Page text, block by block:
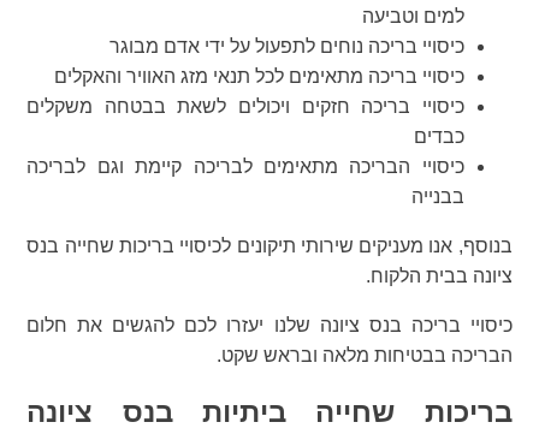
למים וטביעה
כיסויי בריכה נוחים לתפעול על ידי אדם מבוגר
כיסויי בריכה מתאימים לכל תנאי מזג האוויר והאקלים
כיסויי בריכה חזקים ויכולים לשאת בבטחה משקלים
כבדים
כיסויי הבריכה מתאימים לבריכה קיימת וגם לבריכה
בבנייה
בנוסף, אנו מעניקים שירותי תיקונים לכיסויי בריכות שחייה בנס
ציונה בבית הלקוח.
כיסויי בריכה בנס ציונה שלנו יעזרו לכם להגשים את חלום
הבריכה בבטיחות מלאה ובראש שקט.
בריכות שחייה ביתיות בנס ציונה